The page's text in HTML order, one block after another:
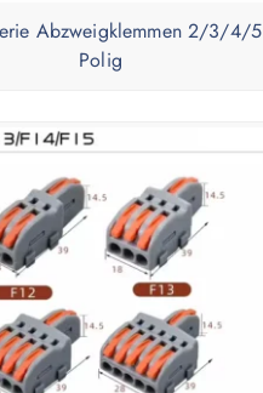
Abzweigklemmen 2/3/4/5
Polig